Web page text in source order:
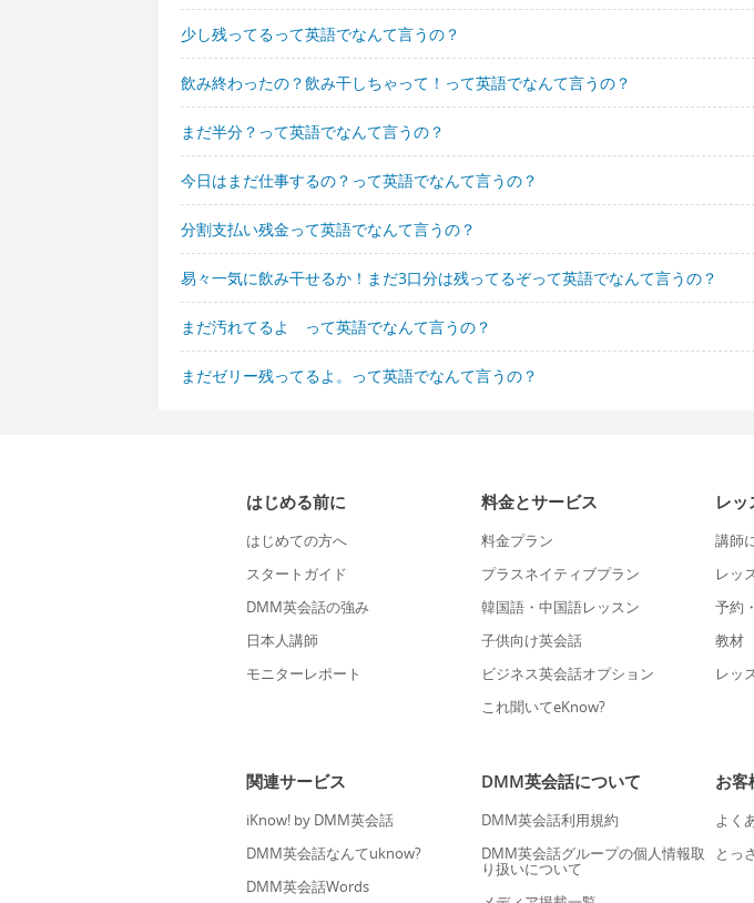
少し残ってるって英語でなんて言うの？
飲み終わったの？飲み干しちゃって！って英語でなんて言うの？
まだ半分？って英語でなんて言うの？
今日はまだ仕事するの？って英語でなんて言うの？
分割支払い残金って英語でなんて言うの？
易々一気に飲み干せるか！まだ3口分は残ってるぞって英語でなんて言うの？
まだ汚れてるよ って英語でなんて言うの？
まだゼリー残ってるよ。って英語でなんて言うの？
はじめる前に
はじめての方へ
スタートガイド
DMM英会話の強み
日本人講師
モニターレポート
料金とサービス
料金プラン
プラスネイティブプラン
韓国語・中国語レッスン
子供向け英会話
ビジネス英会話オプション
これ聞いてeKnow?
レ
講師
レッ
予約
教材
レッ
関連サービス
iKnow! by DMM英会話
DMM英会話なんてuknow?
DMM英会話Words
DMM英会話について
DMM英会話利用規約
DMM英会話グループの個人情報取
り扱いについて
お客
よく
とっ